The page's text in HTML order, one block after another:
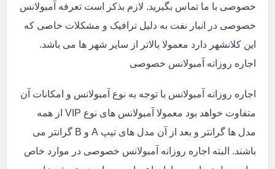
خصوصی با ما تماس بگیرید. لازم بذکر است تعرفه آمبولانس
خصوصی در انبار نفت به دلیل ترافیک و مشکلات خاصی که
این کلانشهر دارد معمولا بالاتر از سایر شهر ها می باشد.
اجاره روزانه آمبولانس خصوصی
اجاره روزانه آمبولانس با توجه به نوع آمبولانس و امکانات آن
متفاوت خواهد بود معمولا آمبولانس های نوع VIP از همه
مدل ها گرانتر و بعد از آن مدل های تیپ A و B گرانتر می
باشند. البته اجاره روزانه آمبولانس خصوصی در موارد خاص